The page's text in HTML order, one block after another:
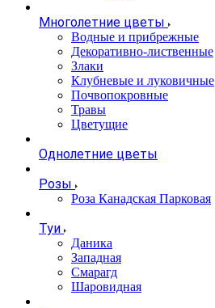
Многолетние цветы
Водные и прибрежные
Декоративно-лиственные
Злаки
Клубневые и луковичные
Почвопокровные
Травы
Цветущие
Однолетние цветы
Розы
Роза Канадская Парковая
Туи
Даника
Западная
Смарагд
Шаровидная